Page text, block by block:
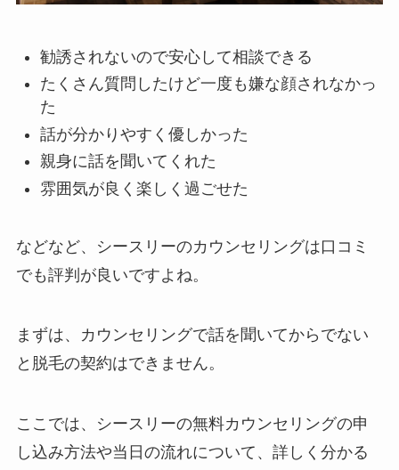
勧誘されないので安心して相談できる
たくさん質問したけど一度も嫌な顔されなかっ
た
話が分かりやすく優しかった
親身に話を聞いてくれた
雰囲気が良く楽しく過ごせた
などなど、シースリーのカウンセリングは口コミ
でも評判が良いですよね。
まずは、カウンセリングで話を聞いてからでない
と脱毛の契約はできません。
ここでは、シースリーの無料カウンセリングの申
し込み方法や当日の流れについて、詳しく分かる